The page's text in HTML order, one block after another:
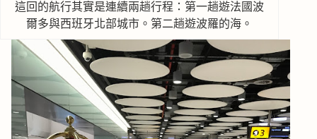
這回的航行其實是連續兩趟行程：第一趟遊法國波
爾多與西班牙北部城市。第二趟遊波羅的海。